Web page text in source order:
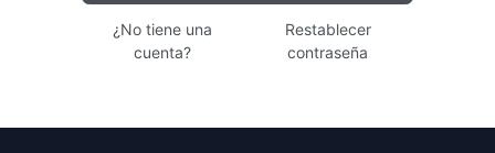
¿No tiene una
cuenta?
Restablecer
contraseña